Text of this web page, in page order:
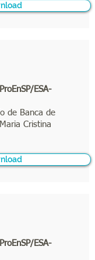
ESA-
de Banca de
Cristina
ESA-